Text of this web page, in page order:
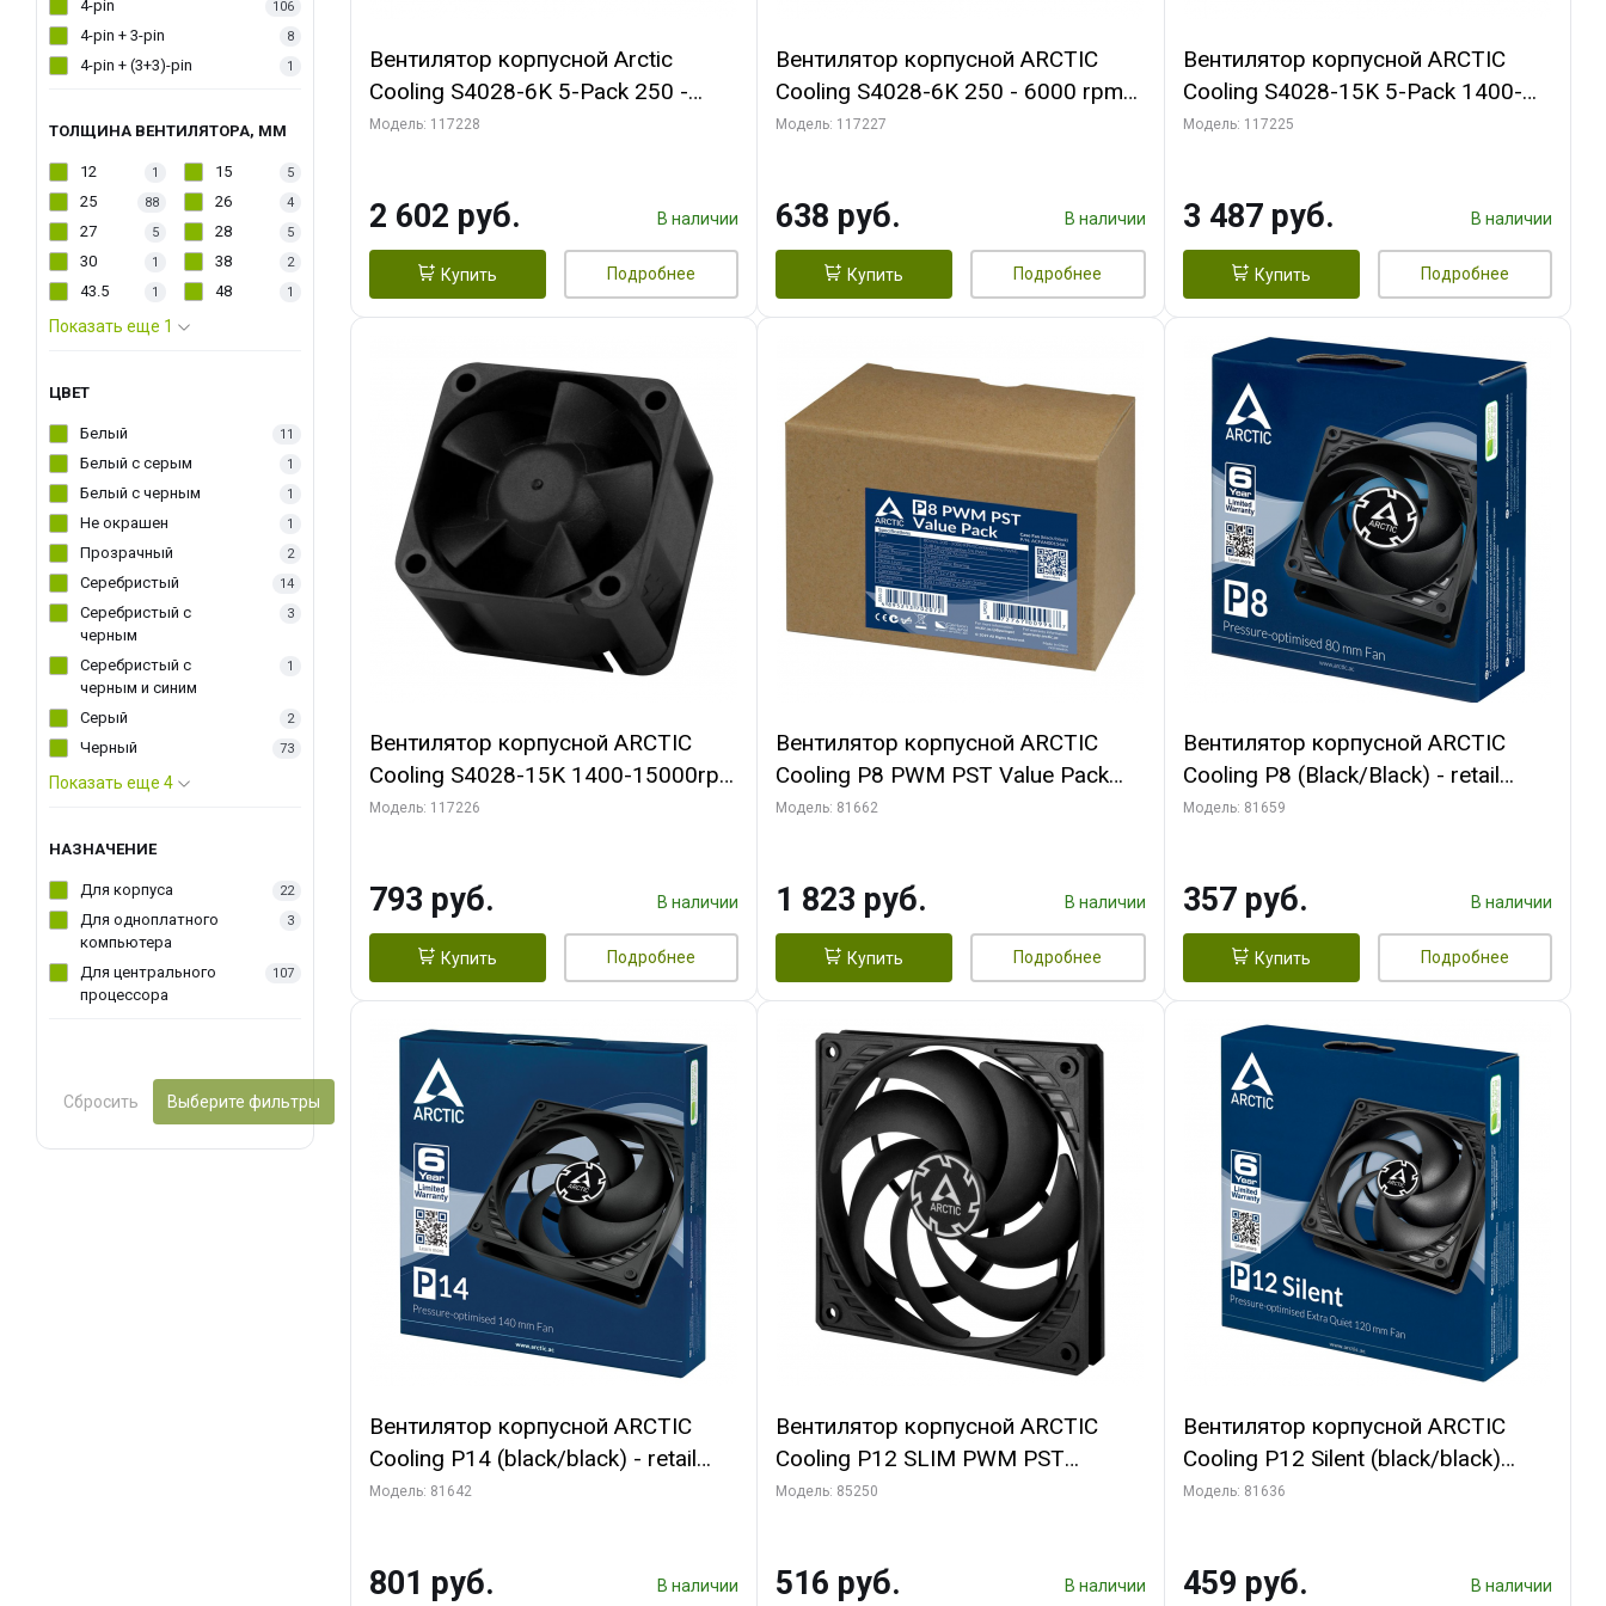
4-pin 106
4-pin + 3-pin 8
4-pin + (3+3)-pin 1
ТОЛЩИНА ВЕНТИЛЯТОРА, ММ
12 1 15 5
25 88 26 4
27 5 28 5
30 1 38 2
43.5 1 48 1
Показать еще 1
ЦВЕТ
Белый 11
Белый с серым 1
Белый с черным 1
Не окрашен 1
Прозрачный 2
Серебристый 14
Серебристый с
черным
3
Серебристый с
черным и синим
1
Серый 2
Черный 73
Показать еще 4
НАЗНАЧЕНИЕ
Для корпуса 22
Для одноплатного
компьютера
3
Для центрального
процессора
107
Сбросить Выберите фильтры
Вентилятор корпусной Arctic
Cooling S4028-6K 5-Pack 250 -
6000 rpm Dual Ball Bearing 4-Pin
Модель: 117228
2 602 руб. В наличии
Купить Подробнее
Вентилятор корпусной ARCTIC
Cooling S4028-6K 250 - 6000 rpm
Dual Ball Bearing 4-Pin Fan-
Модель: 117227
638 руб. В наличии
Купить Подробнее
Вентилятор корпусной ARCTIC
Cooling S4028-15K 5-Pack 1400-
15000rpm rpm Dual Ball Bearing 4-
Модель: 117225
3 487 руб. В наличии
Купить Подробнее
Вентилятор корпусной ARCTIC
Cooling S4028-15K 1400-15000rpm
Dual Ball Bearing 4-Pin Fan-
Модель: 117226
793 руб. В наличии
Купить Подробнее
Вентилятор корпусной ARCTIC
Cooling P8 PWM PST Value Pack
(Black/Black) - retail
Модель: 81662
1 823 руб. В наличии
Купить Подробнее
Вентилятор корпусной ARCTIC
Cooling P8 (Black/Black) - retail
(ACFAN00147A) (701990)
Модель: 81659
357 руб. В наличии
Купить Подробнее
Вентилятор корпусной ARCTIC
Cooling P14 (black/black) - retail
(ACFAN00123A) (701549) {56}
Модель: 81642
801 руб. В наличии
Вентилятор корпусной ARCTIC
Cooling P12 SLIM PWM PST
(ACFAN00187A) (703130)
Модель: 85250
516 руб. В наличии
Вентилятор корпусной ARCTIC
Cooling P12 Silent (black/black)
(ACFAN00130A)
Модель: 81636
459 руб. В наличии